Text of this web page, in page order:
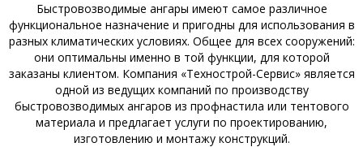
Быстровозводимые ангары имеют самое различное
функциональное назначение и пригодны для использования в
разных климатических условиях. Общее для всех сооружений:
они оптимальны именно в той функции, для которой
заказаны клиентом. Компания «Технострой-Сервис» является
одной из ведущих компаний по производству
быстровозводимых ангаров из профнастила или тентового
материала и предлагает услуги по проектированию,
изготовлению и монтажу конструкций.